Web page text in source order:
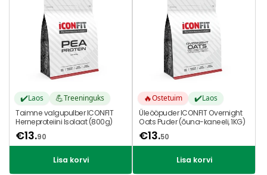
✔️Laos 💪Treeninguks
Taimne valgupulber ICONFIT
Herneproteiini Isolaat (800g)
€13.90
Lisa korvi
🔥Ostetuim ✔️Laos
Üleööpuder ICONFIT Overnight
Oats Puder (õuna-kaneeli, 1KG)
€13.50
Lisa korvi